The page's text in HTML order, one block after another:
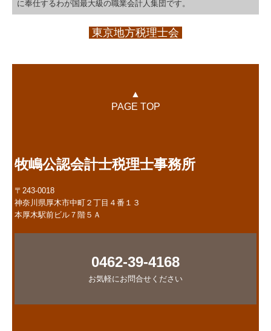
に奉仕するわが国最大級の職業会計人集団です。
東京地方税理士会
▲
PAGE TOP
牧嶋公認会計士税理士事務所
〒243-0018
神奈川県厚木市中町２丁目４番１３
本厚木駅前ビル７階５Ａ
0462-39-4168
お気軽にお問合せください